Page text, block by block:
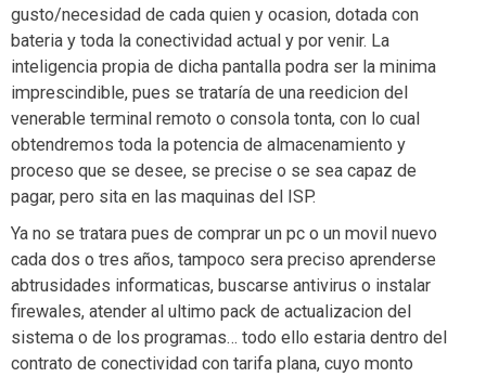
gusto/necesidad de cada quien y ocasion, dotada con
bateria y toda la conectividad actual y por venir. La
inteligencia propia de dicha pantalla podra ser la minima
imprescindible, pues se trataría de una reedicion del
venerable terminal remoto o consola tonta, con lo cual
obtendremos toda la potencia de almacenamiento y
proceso que se desee, se precise o se sea capaz de
pagar, pero sita en las maquinas del ISP.
Ya no se tratara pues de comprar un pc o un movil nuevo
cada dos o tres años, tampoco sera preciso aprenderse
abtrusidades informaticas, buscarse antivirus o instalar
firewales, atender al ultimo pack de actualizacion del
sistema o de los programas… todo ello estaria dentro del
contrato de conectividad con tarifa plana, cuyo monto